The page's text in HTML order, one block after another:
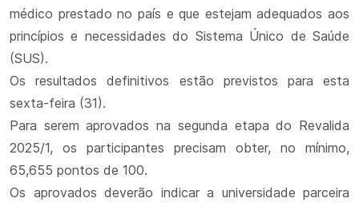
médico prestado no país e que estejam adequados aos
princípios e necessidades do Sistema Único de Saúde
(SUS).
Os resultados definitivos estão previstos para esta
sexta-feira (31).
Para serem aprovados na segunda etapa do Revalida
2025/1, os participantes precisam obter, no mínimo,
65,655 pontos de 100.
Os aprovados deverão indicar a universidade parceira